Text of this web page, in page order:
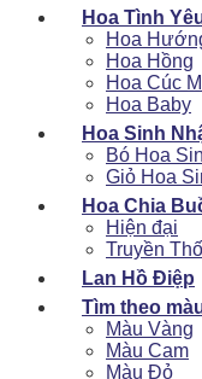
Hoa Tình
Hoa
Hoa Hồng
Hoa Cúc
Hoa Baby
Hoa Sinh
Bó Hoa
Giỏ Hoa
Hoa Chia
Hiện đại
Truyền
Lan Hồ Điệp
Tìm theo
Màu Vàng
Màu Cam
Màu Đỏ